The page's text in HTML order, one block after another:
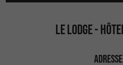
LE LODGE -
ADRESSE